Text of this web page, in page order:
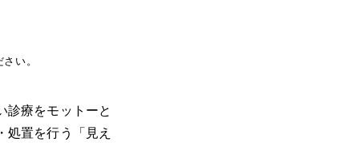
い。
診療をモットーと
置を行う「見え